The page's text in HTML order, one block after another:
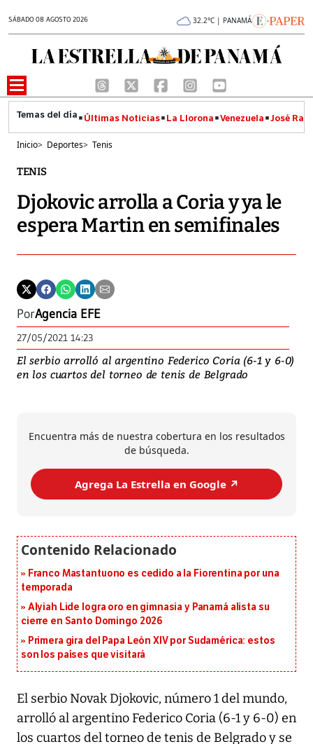
SÁBADO 08 AGOSTO 2026 32.2°C | PANAMÁ
Últimas Noticias La Llorona Venezuela José
Inicio> Deportes> Tenis
TENIS
Djokovic arrolla a Coria y ya le
espera Martin en semifinales
PorAgencia EFE
27/05/2021 14:23
El serbio arrolló al argentino Federico Coria (6-1 y 6-0)
en los cuartos del torneo de tenis de Belgrado
Encuentra más de nuestra cobertura en los resultados
de búsqueda.
Agrega La Estrella en Google ↗️
Franco Mastantuono es cedido a la Fiorentina por una
temporada
Alyiah Lide logra oro en gimnasia y Panamá alista su
cierre en Santo Domingo 2026
Primera gira del Papa León XIV por Sudamérica: estos
son los países que visitará
El serbio Novak Djokovic, número 1 del mundo,
arrolló al argentino Federico Coria (6-1 y 6-0) en
los cuartos del torneo de tenis de Belgrado y se